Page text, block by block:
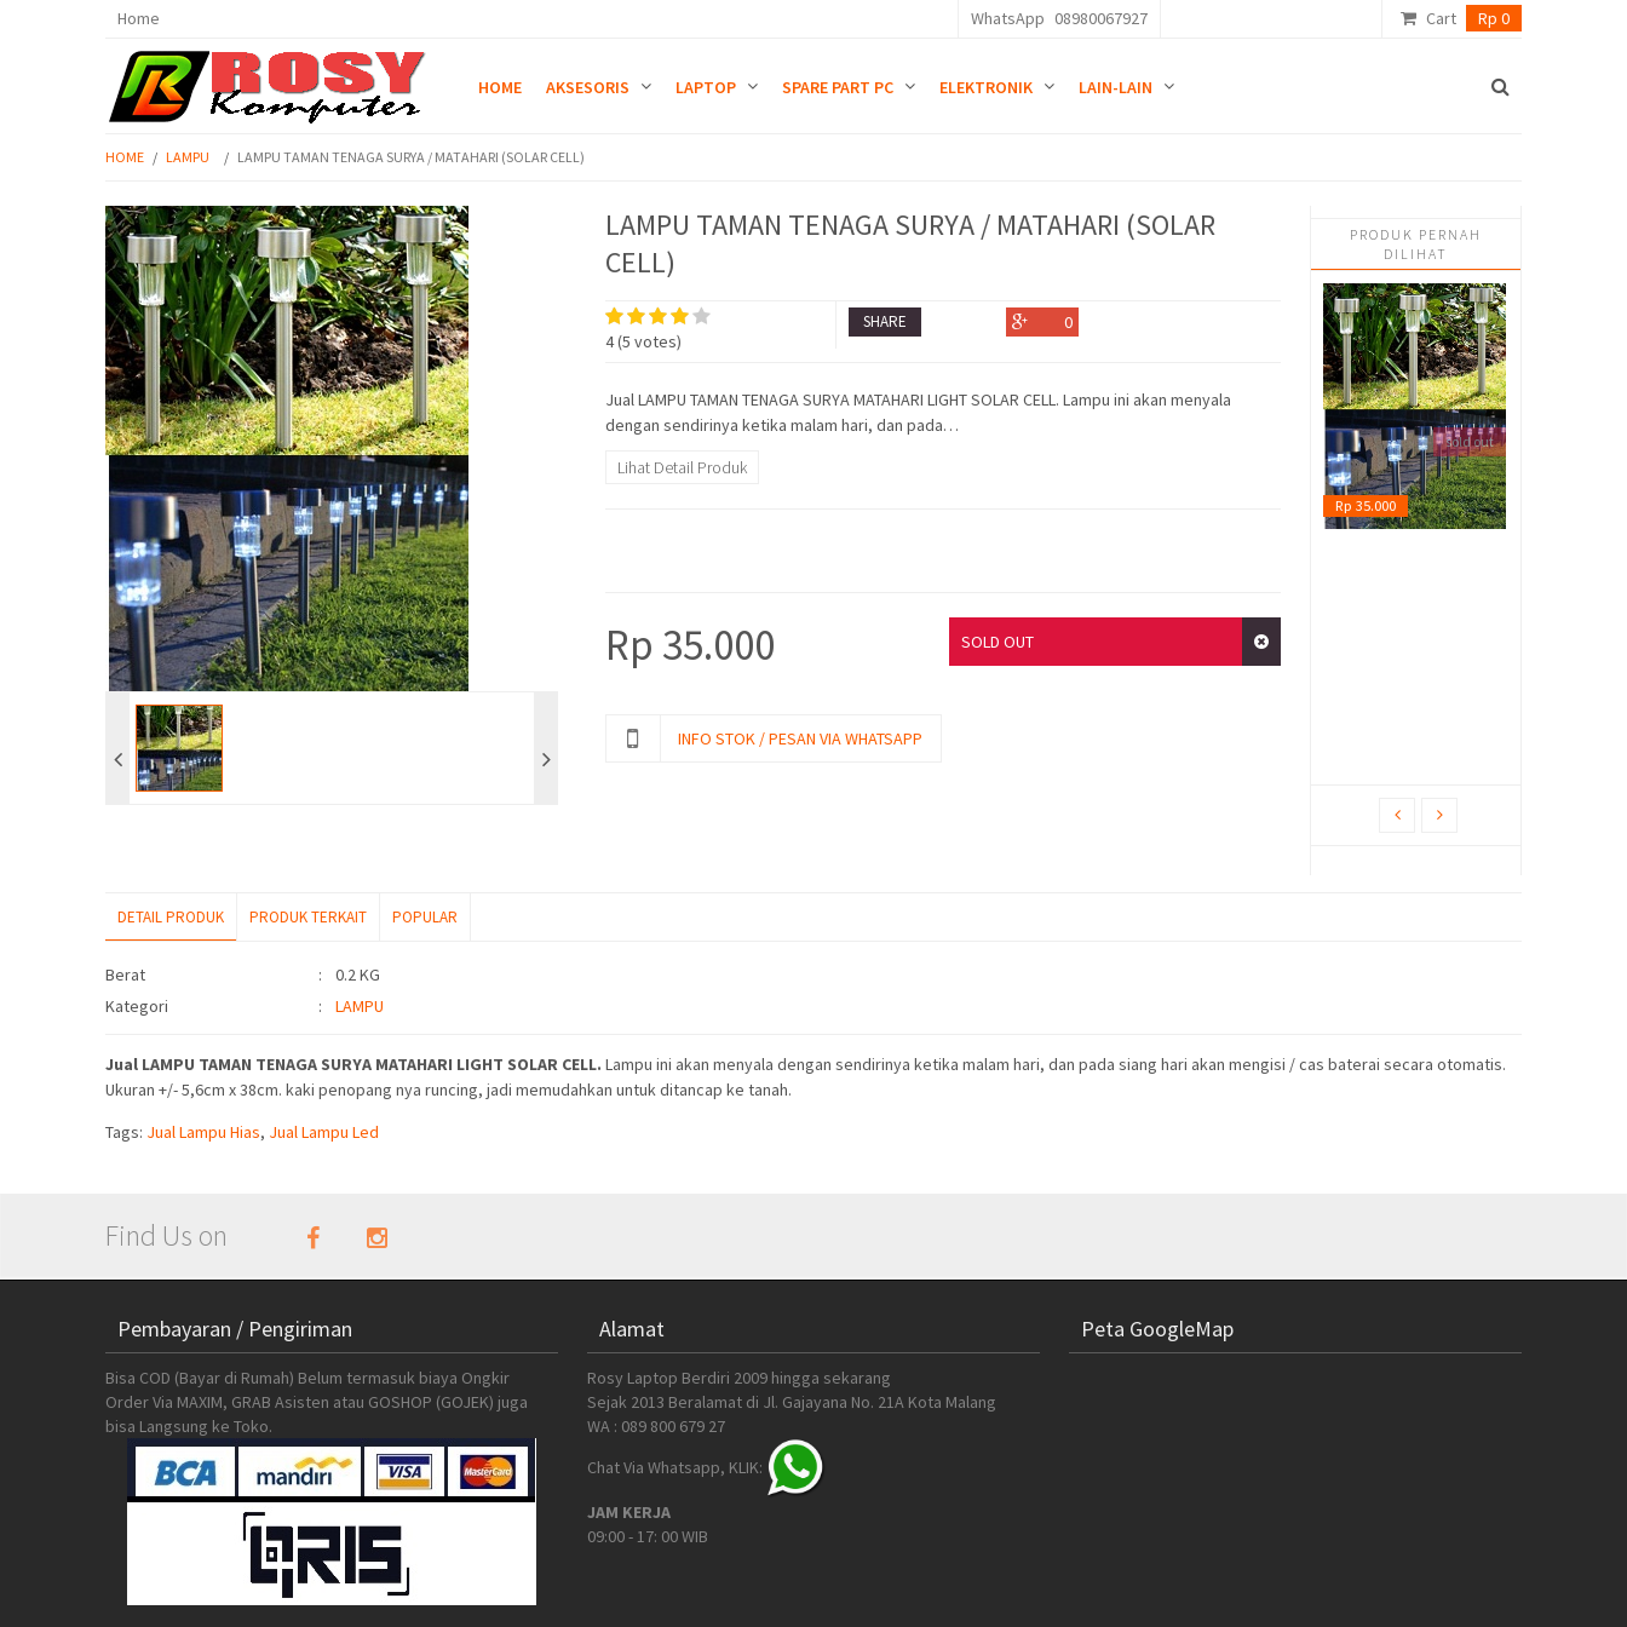
Home WhatsApp 08980067927 Cart Rp 0
HOME AKSESORIS LAPTOP SPARE PART PC ELEKTRONIK LAIN-LAIN
HOME / LAMPU / LAMPU TAMAN TENAGA SURYA / MATAHARI (SOLAR CELL)
LAMPU TAMAN TENAGA SURYA / MATAHARI (SOLAR
CELL)
4(5 votes)
SHARE 0
Jual LAMPU TAMAN TENAGA SURYA MATAHARI LIGHT SOLAR CELL. Lampu ini akan menyala
dengan sendirinya ketika malam hari, dan pada…
Lihat Detail Produk
SOLD OUT
Rp 35.000
INFO STOK / PESAN VIA WHATSAPP
PRODUK PERNAH
DILIHAT
sold out
Rp 35.000
DETAIL PRODUK PRODUK TERKAIT POPULAR
Detail Produk
Berat :
0.2 KG
Kategori
: LAMPU
Jual LAMPU TAMAN TENAGA SURYA MATAHARI LIGHT SOLAR CELL. Lampu ini akan menyala dengan sendirinya ketika malam hari, dan pada siang hari akan mengisi / cas baterai secara otomatis.
Ukuran +/- 5,6cm x 38cm. kaki penopang nya runcing, jadi memudahkan untuk ditancap ke tanah.
Tags: Jual Lampu Hias, Jual Lampu Led
Find Us on
Pembayaran / Pengiriman
Bisa COD (Bayar di Rumah) Belum termasuk biaya Ongkir
Order Via MAXIM, GRAB Asisten atau GOSHOP (GOJEK) juga
bisa Langsung ke Toko.
Alamat
Rosy Laptop Berdiri 2009 hingga sekarang
Sejak 2013 Beralamat di Jl. Gajayana No. 21A Kota Malang
WA : 089 800 679 27
Chat Via Whatsapp, KLIK:
JAM KERJA
09:00 - 17: 00 WIB
Peta GoogleMap